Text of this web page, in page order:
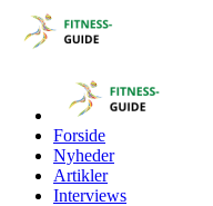
Forside
Nyheder
Artikler
Interviews